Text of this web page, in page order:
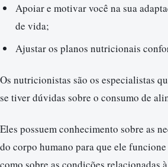
Apoiar e motivar você na sua
de vida;
Ajustar os planos nutricionais
Os nutricionistas são os especialistas
se tiver dúvidas sobre o consumo de
Eles possuem conhecimento sobre as
do corpo humano para que ele
como sobre as condições relacionadas